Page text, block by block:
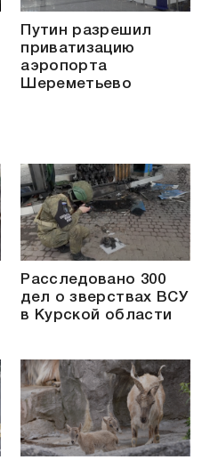
Путин разрешил
приватизацию
аэропорта
Шереметьево
Расследовано 300
дел о зверствах ВСУ
в Курской области